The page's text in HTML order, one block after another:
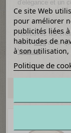
d'élégance et un
Retrouvez les
notreblogainsi
Youtube.
PRODUITS
Ce site Web
pour améliorer
publicités liées
habitudes de
à son utilisation,
Politique de